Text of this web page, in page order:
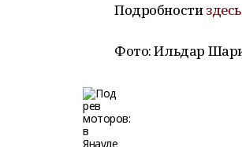
Подробностиздесь
Фото: Ильдар